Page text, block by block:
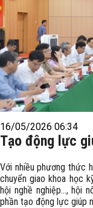
16/05/2026 06:34
Tạo động lực
Với nhiều phương thức
chuyển giao khoa học
hội nghề nghiệp…, hội
phần tạo động lực giúp